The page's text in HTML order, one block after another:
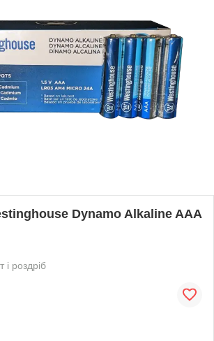
Dynamo Alkaline AAA
і роздріб